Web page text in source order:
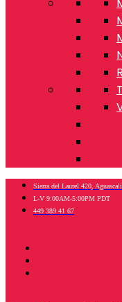
Sierra del Laurel 420,
L-V 9:00AM-5:00PM PDT
449 389 41 67